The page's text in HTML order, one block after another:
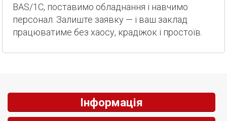
BAS/1С, поставимо обладнання і навчимо
персонал. Залиште заявку — і ваш заклад
працюватиме без хаосу, крадіжок і простоїв.
Інформація